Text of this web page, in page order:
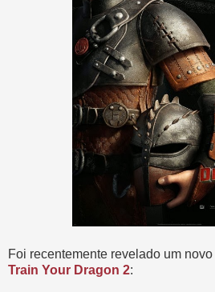
Foi recentemente revelado um novo
Train Your Dragon 2: